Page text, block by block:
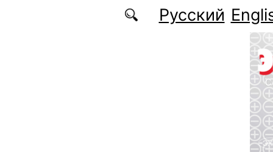
Перейти к основному содержаниюРусский